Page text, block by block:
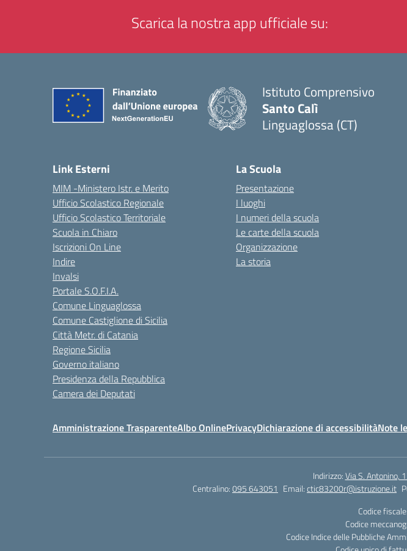
Scarica la nostra app ufficiale su:
Istituto Comprensivo
Santo Calì
Linguaglossa (CT)
Link Esterni
MIM -Ministero Istr. e Merito
Ufficio Scolastico Regionale
Ufficio Scolastico Territoriale
Scuola in Chiaro
Iscrizioni On Line
Indire
Invalsi
Portale S.O.F.I.A.
Comune Linguaglossa
Comune Castiglione di Sicilia
Città Metr. di Catania
Regione Sicilia
Governo italiano
Presidenza della Repubblica
Camera dei Deputati
La Scuola
Presentazione
I luoghi
I numeri della scuola
Le carte della scuola
Organizzazione
La storia
Amministrazione TrasparenteAlbo OnlinePrivacyDichiarazione di accessibilitàNote
Indirizzo:Via S. Antonino,
Centralino:095 643051 Email:ctic83200r@istruzione.it
Codice
Codice
Codice Indice delle Pubbliche